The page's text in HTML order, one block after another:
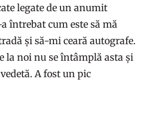
legate de un anumit
întrebat cum este să mă
și să-mi ceară autografe.
la noi nu se întâmplă asta și
A fost un pic